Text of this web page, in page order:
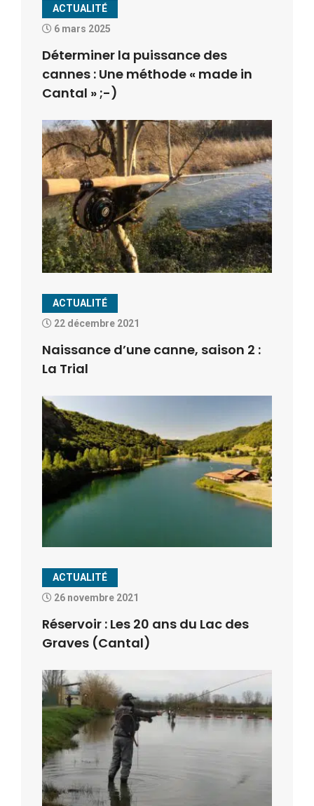
ACTUALITÉ
6 mars 2025
Déterminer la puissance des
cannes : Une méthode « made in
Cantal » ;-)
ACTUALITÉ
22 décembre 2021
Naissance d’une canne, saison 2 :
La Trial
ACTUALITÉ
26 novembre 2021
Réservoir : Les 20 ans du Lac des
Graves (Cantal)